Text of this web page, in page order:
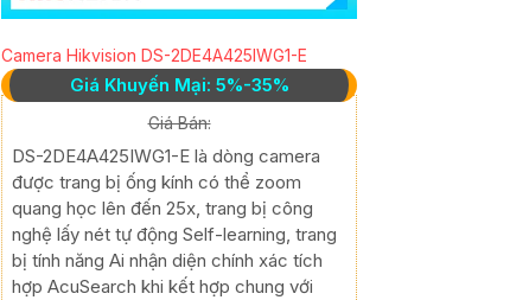
Camera Hikvision DS-2DE4A425IWG1-E
Giá Khuyến Mại: 5%-35%
Giá Bán:
DS-2DE4A425IWG1-E là dòng camera
được trang bị ống kính có thể zoom
quang học lên đến 25x, trang bị công
nghệ lấy nét tự động Self-learning, trang
bị tính năng Ai nhận diện chính xác tích
hợp AcuSearch khi kết hợp chung với